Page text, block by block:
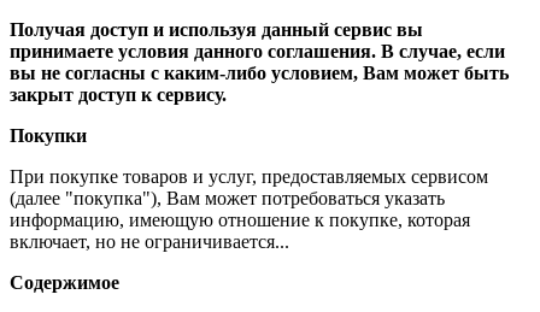
Получая доступ и используя данный сервис вы
принимаете условия данного соглашения. В случае, если
вы не согласны с каким-либо условием, Вам может быть
закрыт доступ к сервису.
Покупки
При покупке товаров и услуг, предоставляемых сервисом
(далее "покупка"), Вам может потребоваться указать
информацию, имеющую отношение к покупке, которая
включает, но не ограничивается...
Содержимое